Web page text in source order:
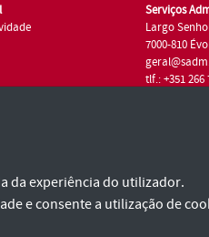
Serviços
Largo
7000-810
tlf.: +351 266
da experiência do utilizador.
e consente a utilização de